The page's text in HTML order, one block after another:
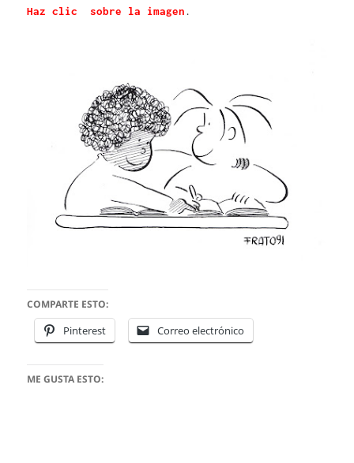
Haz clic sobre la imagen.
COMPARTE ESTO:
Pinterest Correo electrónico
ME GUSTA ESTO: